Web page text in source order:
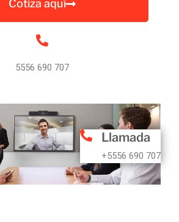
Cotiza aquí
5556 690 707
Llamada
+5556 690 707